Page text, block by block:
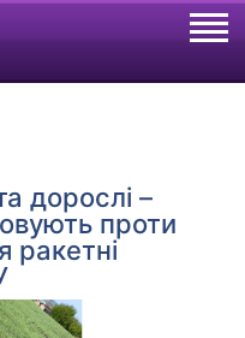
дорослі –
проти
ракетні